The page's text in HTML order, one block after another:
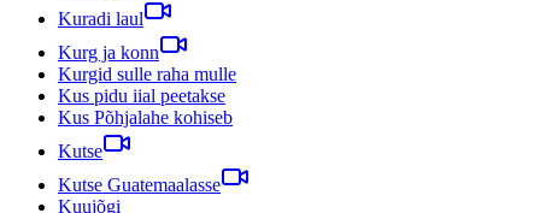
Kuradi laul
Kurg ja konn
Kurgid sulle raha mulle
Kus pidu iial peetakse
Kus Põhjalahe kohiseb
Kutse
Kutse Guatemaalasse
Kuujõgi